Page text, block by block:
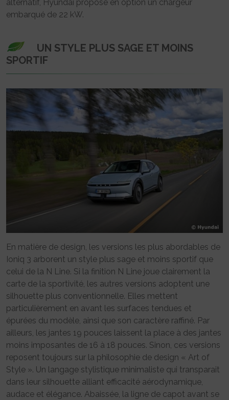
alternatif, Hyundai propose en option un chargeur
embarqué de 22 kW.
UN STYLE PLUS SAGE ET MOINS
SPORTIF
En matière de design, les versions les plus abordables de
Ioniq 3 arborent un style plus sage et moins sportif que
celui de la N Line. Si la finition N Line joue clairement la
carte de la sportivité, les autres versions adoptent une
silhouette plus conventionnelle. Elles mettent
particulièrement en avant les surfaces tendues et
épurées du modèle, ainsi que son caractère raffiné. Par
ailleurs, les jantes 19 pouces laissent la place à des jantes
moins imposantes de 16 à 18 pouces. Sinon, ces versions
reposent toujours sur la philosophie de design « Art of
Style ». Un langage stylistique minimaliste qui transparait
dans leur silhouette alliant efficacité aérodynamique,
audace et élégance. Abaissée, la ligne de capot avant se